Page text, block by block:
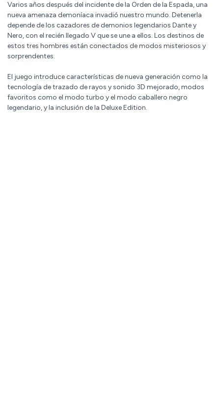
Varios años después del incidente de la Orden de la Espada, una
nueva amenaza demoníaca invadió nuestro mundo. Detenerla
depende de los cazadores de demonios legendarios Dante y
Nero, con el recién llegado V que se une a ellos. Los destinos de
estos tres hombres están conectados de modos misteriosos y
sorprendentes.
El juego introduce características de nueva generación como la
tecnología de trazado de rayos y sonido 3D mejorado, modos
favoritos como el modo turbo y el modo caballero negro
legendario, y la inclusión de la Deluxe Edition.